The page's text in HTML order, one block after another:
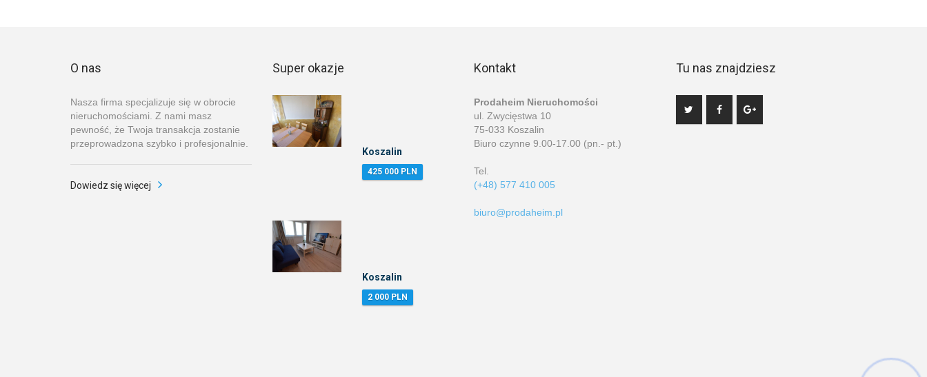
O nas
Nasza firma specjalizuje się w obrocie
nieruchomościami. Z nami masz
pewność, że Twoja transakcja zostanie
przeprowadzona szybko i profesjonalnie.
Dowiedz się więcej
Super okazje
Koszalin
425 000 PLN
Koszalin
2 000 PLN
Kontakt
Prodaheim Nieruchomości
ul. Zwycięstwa 10
75-033 Koszalin
Biuro czynne 9.00-17.00 (pn.- pt.)
Tel.
(+48) 577 410 005
biuro@prodaheim.pl
Tu nas znajdziesz